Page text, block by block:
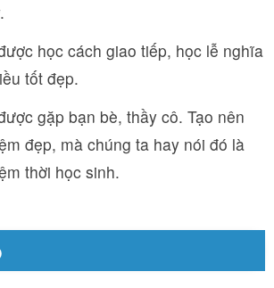
học cách giao tiếp, học lễ nghĩa
tốt đẹp.
gặp bạn bè, thầy cô. Tạo nên
đẹp, mà chúng ta hay nói đó là
thời học sinh.